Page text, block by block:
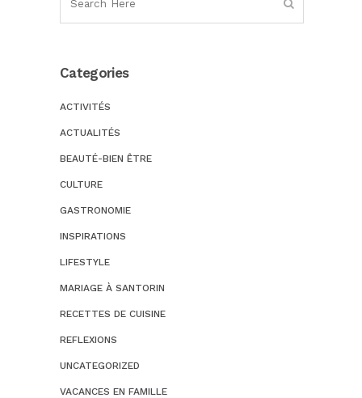
Categories
ACTIVITÉS
ACTUALITÉS
BEAUTÉ-BIEN ÊTRE
CULTURE
GASTRONOMIE
INSPIRATIONS
LIFESTYLE
MARIAGE À SANTORIN
RECETTES DE CUISINE
REFLEXIONS
UNCATEGORIZED
VACANCES EN FAMILLE